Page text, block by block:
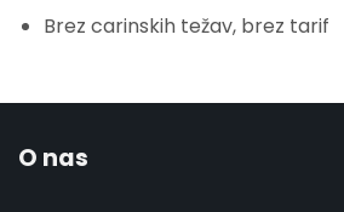
Brez carinskih težav, brez tarif
O nas